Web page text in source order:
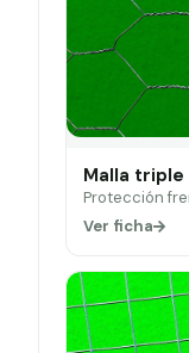
Malla
Protección
Ver ficha